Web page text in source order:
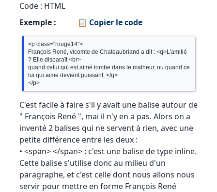
Code : HTML
Exemple :
📋 Copier le code
<p class="rouge14">
François René, vicomte de Chateaubriand a dit : <q>L'amitié
? Elle disparaît <br>
quand celui qui est aimé tombe dans le malheur, ou quand ce
lui qui aime devient puissant. </q>
C'est facile à faire s'il y avait une balise autour de
" François René ", mai il n'y en a pas. Alors on a
inventé 2 balises qui ne servent à rien, avec une
petite différence entre les deux :
• <span> </span> : c'est une balise de type inline.
Cette balise s'utilise donc au milieu d'un
paragraphe, et c'est celle dont nous allons nous
servir pour mettre en forme François René